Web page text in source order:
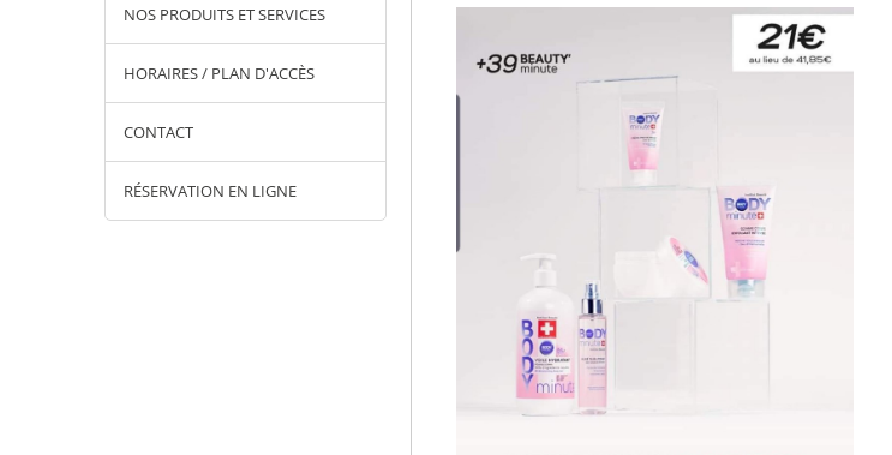
NOS PRODUITS ET SERVICES
HORAIRES / PLAN D'ACCÈS
CONTACT
RÉSERVATION EN LIGNE